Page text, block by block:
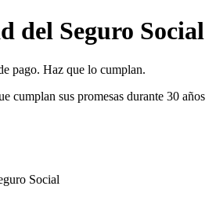
del Seguro Social
pago. Haz que lo cumplan.
cumplan sus promesas durante 30 años
Social